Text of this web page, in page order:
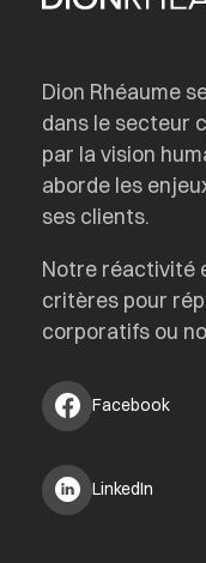
Dion Rhéaume
dans le secteur
par la vision
aborde les
ses clients.
Notre réactivité
critères pour
corporatifs ou
Facebook
LinkedIn